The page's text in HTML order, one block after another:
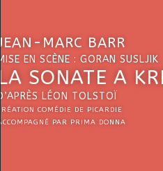
JEAN-MARC BARR
MISE EN SCÈNE : GORAN SUSLJIK
LA SONATE A
D’APRÈS LÉON TOLSTOÏ
CRÉATION COMÉDIE DE PICARDIE
ACCOMPAGNÉ PAR PRIMA DONNA